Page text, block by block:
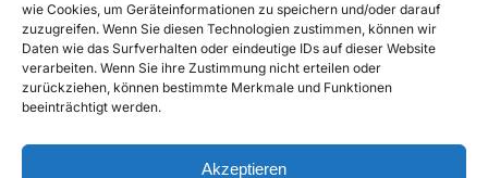
wie Cookies, um Geräteinformationen zu speichern und/oder darauf
zuzugreifen. Wenn Sie diesen Technologien zustimmen, können wir
Daten wie das Surfverhalten oder eindeutige IDs auf dieser Website
verarbeiten. Wenn Sie ihre Zustimmung nicht erteilen oder
zurückziehen, können bestimmte Merkmale und Funktionen
beeinträchtigt werden.
Akzeptieren
Vergaser Reparatursatz Solex 40PII-4
€59,90
Enthält 20% Mwst
zzgl.Versand
Kupplungsseil
(ohne Seil)
Lieferzeit: ca. 2-